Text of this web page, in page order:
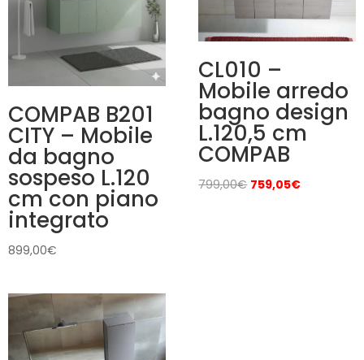
COMPAB B201
CITY – Mobile
da bagno
sospeso L.120
cm con piano
integrato
899,00€
CL010 –
Mobile arredo
bagno design
L.120,5 cm
COMPAB
799,00€ Il
759,05€Il